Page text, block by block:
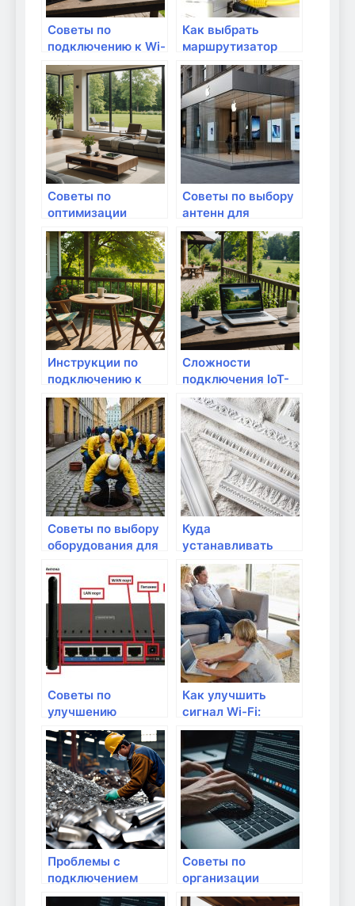
Советы по
подключению к Wi-
Fi в
многоквартирных
домах
Как выбрать
маршрутизатор
для смарт-
устройств?
Советы по
оптимизации
маршрутизатора
для квартир
Советы по выбору
антенн для
маршрутизаторов
Инструкции по
подключению к
зоновому Wi-Fi
Сложности
подключения IoT-
устройств к
маршрутизатору
Советы по выбору
оборудования для
Куда
устанавливать
маршрутизатор
для лучшего Wi-Fi
сигнала?
Советы по
улучшению
соединения в
многоквартирных
домах
Как улучшить
сигнал Wi-Fi:
советы и трюки
Проблемы с
подключением
различных
Советы по
организации
видеонаблюдения